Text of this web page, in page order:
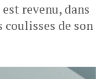
revenu, dans
de son